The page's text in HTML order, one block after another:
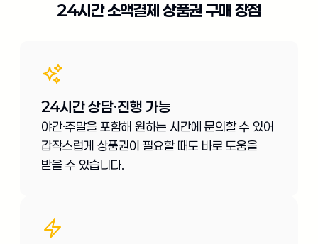
24시간 소액결제 상품권 구매 장점
24시간 상담·진행 가능
야간·주말을 포함해 원하는 시간에 문의할 수 있어
갑작스럽게 상품권이 필요할 때도 바로 도움을
받을 수 있습니다.